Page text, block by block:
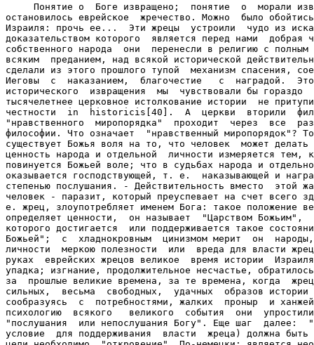
Понятие о  Боге извращено;  понятие  о  морали
остановилось еврейское  жречество. Можно  было
Израиля: прочь ее...  Эти жрецы  устроили  чудо из
доказательством которого  является перед нами  добрая
собственного народа  они  перенесли в религию с полным
всяким  преданием, над всякой исторической
сделали из этого прошлого тупой  механизм спасения,
Иеговы  с  наказанием,  благочестие   с  наградой.
исторического  извращения  мы  чувствовали бы гораздо
тысячелетнее церковное истолкование истории  не
честности  in  historicis[40].  А  церкви  вторили
"нравственного  миропорядка"  проходит  через  все
философии. Что означает  "нравственный миропорядок"?
существует Божья воля на то, что человек  может
ценность народа и отдельной  личности измеряется тем,
повинуется Божьей воле; что в судьбах народа и
оказывается господствующей, т. е.  наказывающей и
степенью послушания. - Действительность вместо  этой
человек - паразит, который преуспевает на счет всего
е. жрец, злоупотребляет именем Бога: такое положение
определяет ценности,  он называет  "Царством Божьим",
которого достигается  или поддерживается такое
Божьей";  с  хладнокровным  цинизмом мерит  он
личности  меркою полезности  или  вреда для власти
руках  еврейских жрецов великое  время истории
упадка; изгнание, продолжительное несчастье,
за  прошлые великие времена, за те времена, когда
сильных,  весьма  свободных,  удачных  образов
сообразуясь  с  потребностями, жалких  проныр  и
психологию  всякого   великого  события  они
"послушания  или непослушания Богу". Еще шаг
условие  для поддерживания  власти  жреца) должна